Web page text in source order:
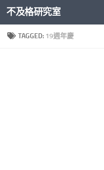
Skip to content
不及格研究室
TAGGED: 19週年慶